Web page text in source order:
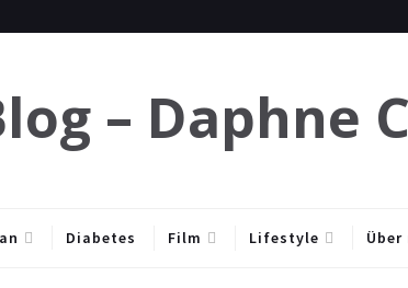
– Daphne
Diabetes Film Lifestyle Über